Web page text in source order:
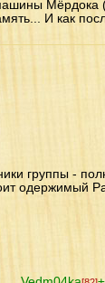
Мёрдока
И как
группы -
одержимый